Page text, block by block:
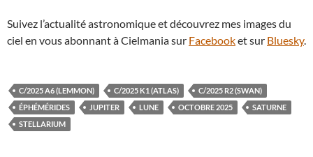
Suivez l’actualité astronomique et découvrez mes images du
ciel en vous abonnant à Cielmania sur Facebooket sur Bluesky.
C/2025 A6 (LEMMON) C/2025 K1 (ATLAS)
C/2025 R2 (SWAN)
ÉPHÉMÉRIDES
JUPITER LUNE OCTOBRE 2025
SATURNE
STELLARIUM